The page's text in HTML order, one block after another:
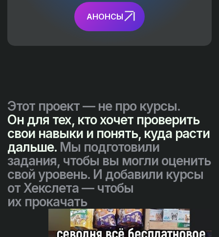
АНОНСЫ
Этот проект — не про курсы.
Он для тех, кто хочет проверить
свои навыки и понять, куда расти
дальше. Мы подготовили
задания, чтобы вы могли оценить
свой уровень. И добавили курсы
от Хекслета — чтобы
их прокачать